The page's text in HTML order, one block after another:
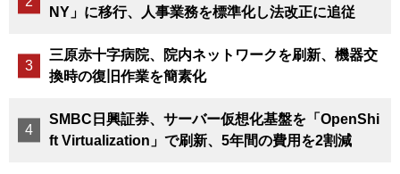
NY」に移行、人事業務を標準化し法改正に追従
三原赤十字病院、院内ネットワークを刷新、機器交
換時の復旧作業を簡素化
SMBC日興証券、サーバー仮想化基盤を「OpenShi
ft Virtualization」で刷新、5年間の費用を2割減